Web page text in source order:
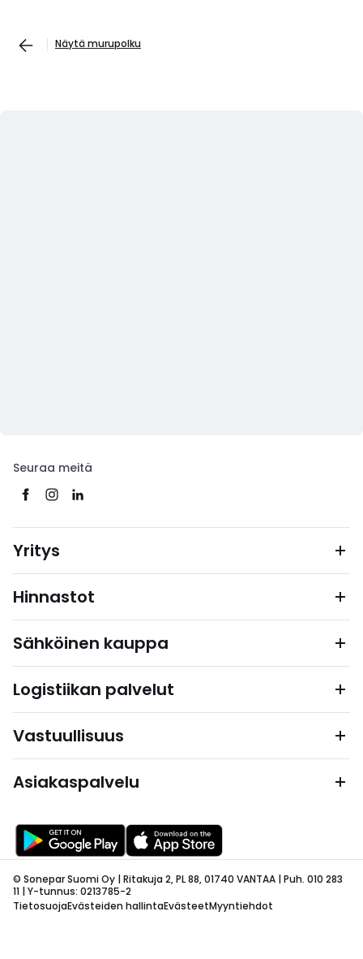
Näytä murupolku
Seuraa meitä
Yritys
Hinnastot
Sähköinen kauppa
Logistiikan palvelut
Vastuullisuus
Asiakaspalvelu
© Sonepar Suomi Oy | Ritakuja 2, PL 88, 01740 VANTAA | Puh. 010 283
11 | Y-tunnus: 0213785-2
TietosuojaEvästeiden hallintaEvästeetMyyntiehdot